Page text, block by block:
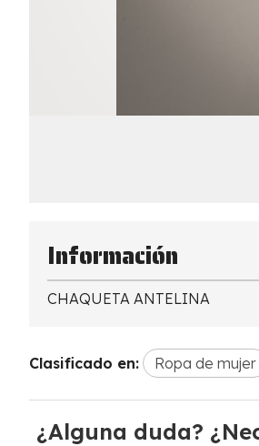
Información
CHAQUETA ANTELINA
Clasificado en: Ropa de mujer
¿Alguna duda?